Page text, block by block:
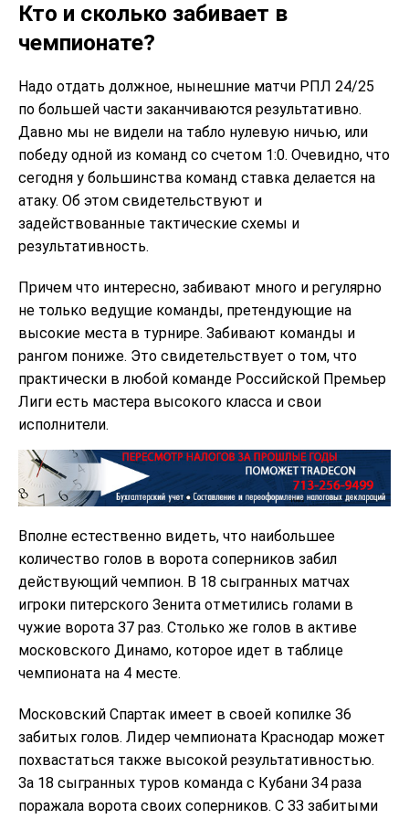
Кто и сколько забивает в
чемпионате?
Надо отдать должное, нынешние матчи РПЛ 24/25
по большей части заканчиваются результативно.
Давно мы не видели на табло нулевую ничью, или
победу одной из команд со счетом 1:0. Очевидно, что
сегодня у большинства команд ставка делается на
атаку. Об этом свидетельствуют и
задействованные тактические схемы и
результативность.
Причем что интересно, забивают много и регулярно
не только ведущие команды, претендующие на
высокие места в турнире. Забивают команды и
рангом пониже. Это свидетельствует о том, что
практически в любой команде Российской Премьер
Лиги есть мастера высокого класса и свои
исполнители.
Вполне естественно видеть, что наибольшее
количество голов в ворота соперников забил
действующий чемпион. В 18 сыгранных матчах
игроки питерского Зенита отметились голами в
чужие ворота 37 раз. Столько же голов в активе
московского Динамо, которое идет в таблице
чемпионата на 4 месте.
Московский Спартак имеет в своей копилке 36
забитых голов. Лидер чемпионата Краснодар может
похвастаться также высокой результативностью.
За 18 сыгранных туров команда с Кубани 34 раза
поражала ворота своих соперников. С 33 забитыми